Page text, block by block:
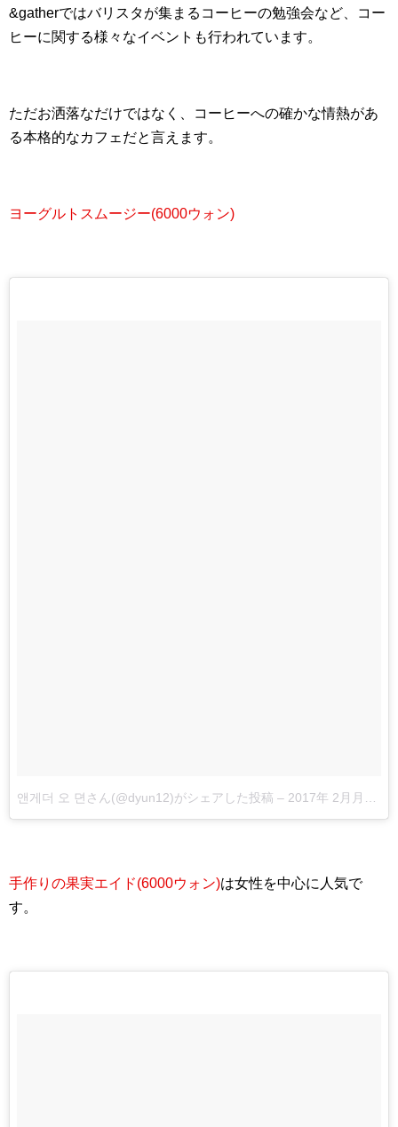
&gatherではバリスタが集まるコーヒーの勉強会など、コー
ヒーに関する様々なイベントも行われています。
ただお洒落なだけではなく、コーヒーへの確かな情熱があ
る本格的なカフェだと言えます。
ヨーグルトスムージー(6000ウォン)
앤게더 오 뎐さん(@dyun12)がシェアした投稿 – 2017年 2月月14日午前4時32分PST
手作りの果実エイド(6000ウォン)は女性を中心に人気で
す。